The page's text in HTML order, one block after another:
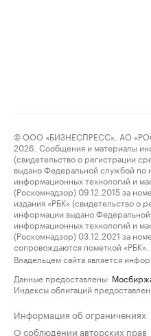
© ООО «БИЗНЕСПРЕСС», АО
2026. Сообщения и материалы
(свидетельство о регистрации
выдано Федеральной службой по
информационных технологий и
(Роскомнадзор) 09.12.2015 за
издания «РБК» (свидетельство о
информации выдано
информационных технологий и
(Роскомнадзор) 03.12.2021 за
сопровождаются пометкой «РБК».
Владельцем сайта является
Данные предоставлены:
Индексы облигаций
Информация об ограничениях
О соблюдении авторских прав